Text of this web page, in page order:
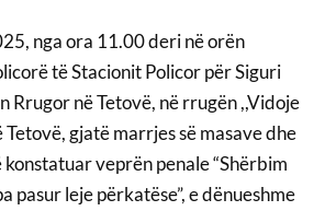
nga ora 11.00 deri në orën
të Stacionit Policor për Siguri
Rrugor në Tetovë, në rrugën ,,Vidoje
Tetovë, gjatë marrjes së masave dhe
veprën penale “Shërbim
pasur leje përkatëse”, e dënueshme